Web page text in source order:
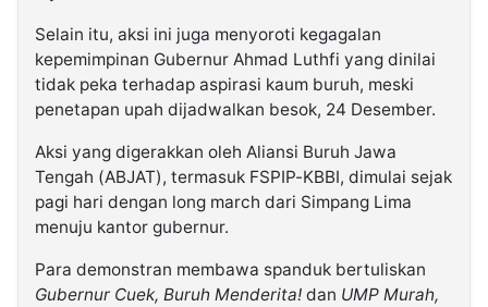
Selain itu, aksi ini juga menyoroti kegagalan
kepemimpinan Gubernur Ahmad Luthfi yang dinilai
tidak peka terhadap aspirasi kaum buruh, meski
penetapan upah dijadwalkan besok, 24 Desember.
Aksi yang digerakkan oleh Aliansi Buruh Jawa
Tengah (ABJAT), termasuk FSPIP-KBBI, dimulai sejak
pagi hari dengan long march dari Simpang Lima
menuju kantor gubernur.
Para demonstran membawa spanduk bertuliskan
Gubernur Cuek, Buruh Menderita! dan UMP Murah,